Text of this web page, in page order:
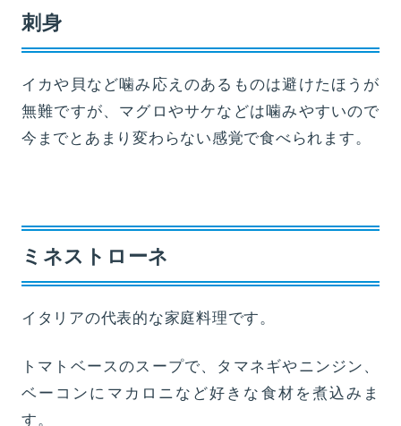
刺身
イカや貝など噛み応えのあるものは避けたほうが
無難ですが、マグロやサケなどは噛みやすいので
今までとあまり変わらない感覚で食べられます。
ミネストローネ
イタリアの代表的な家庭料理です。
トマトベースのスープで、タマネギやニンジン、
ベーコンにマカロニなど好きな食材を煮込みま
す。